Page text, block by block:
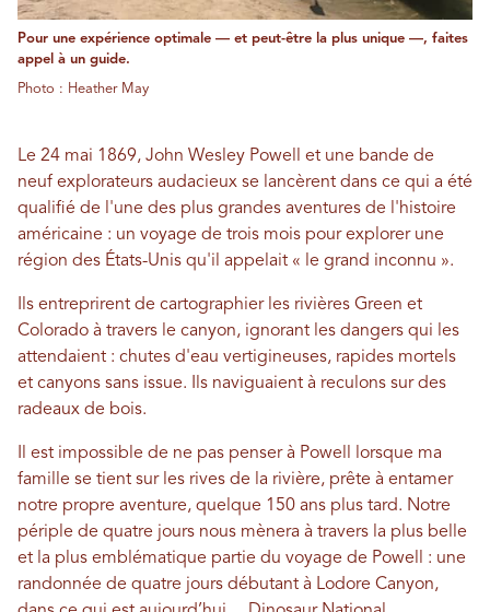
Pour une expérience optimale — et peut-être la plus unique —, faites
appel à un guide.
Photo : Heather May
Le 24 mai 1869, John Wesley Powell et une bande de
neuf explorateurs audacieux se lancèrent dans ce qui a été
qualifié de l'une des plus grandes aventures de l'histoire
américaine : un voyage de trois mois pour explorer une
région des États-Unis qu'il appelait « le grand inconnu ».
Ils entreprirent de cartographier les rivières Green et
Colorado à travers le canyon, ignorant les dangers qui les
attendaient : chutes d'eau vertigineuses, rapides mortels
et canyons sans issue. Ils naviguaient à reculons sur des
radeaux de bois.
Il est impossible de ne pas penser à Powell lorsque ma
famille se tient sur les rives de la rivière, prête à entamer
notre propre aventure, quelque 150 ans plus tard. Notre
périple de quatre jours nous mènera à travers la plus belle
et la plus emblématique partie du voyage de Powell : une
randonnée de quatre jours débutant à Lodore Canyon,